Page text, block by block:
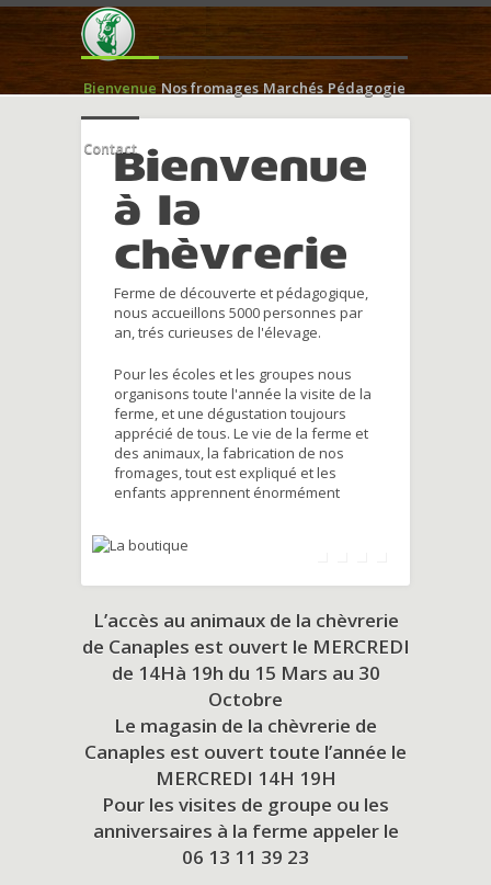
Bienvenue Nos fromages Marchés Pédagogie
ContactBienvenue
à la
chèvrerie
Ferme de découverte et pédagogique,
nous accueillons 5000 personnes par
an, trés curieuses de l'élevage.
Pour les écoles et les groupes nous
organisons toute l'année la visite de la
ferme, et une dégustation toujours
apprécié de tous. Le vie de la ferme et
des animaux, la fabrication de nos
fromages, tout est expliqué et les
enfants apprennent énormément
L’accès au animaux de la chèvrerie
de Canaples est ouvert le MERCREDI
de 14Hà 19h du 15 Mars au 30
Octobre
Le magasin de la chèvrerie de
Canaples est ouvert toute l’année le
MERCREDI 14H 19H
Pour les visites de groupe ou les
anniversaires à la ferme appeler le
06 13 11 39 23